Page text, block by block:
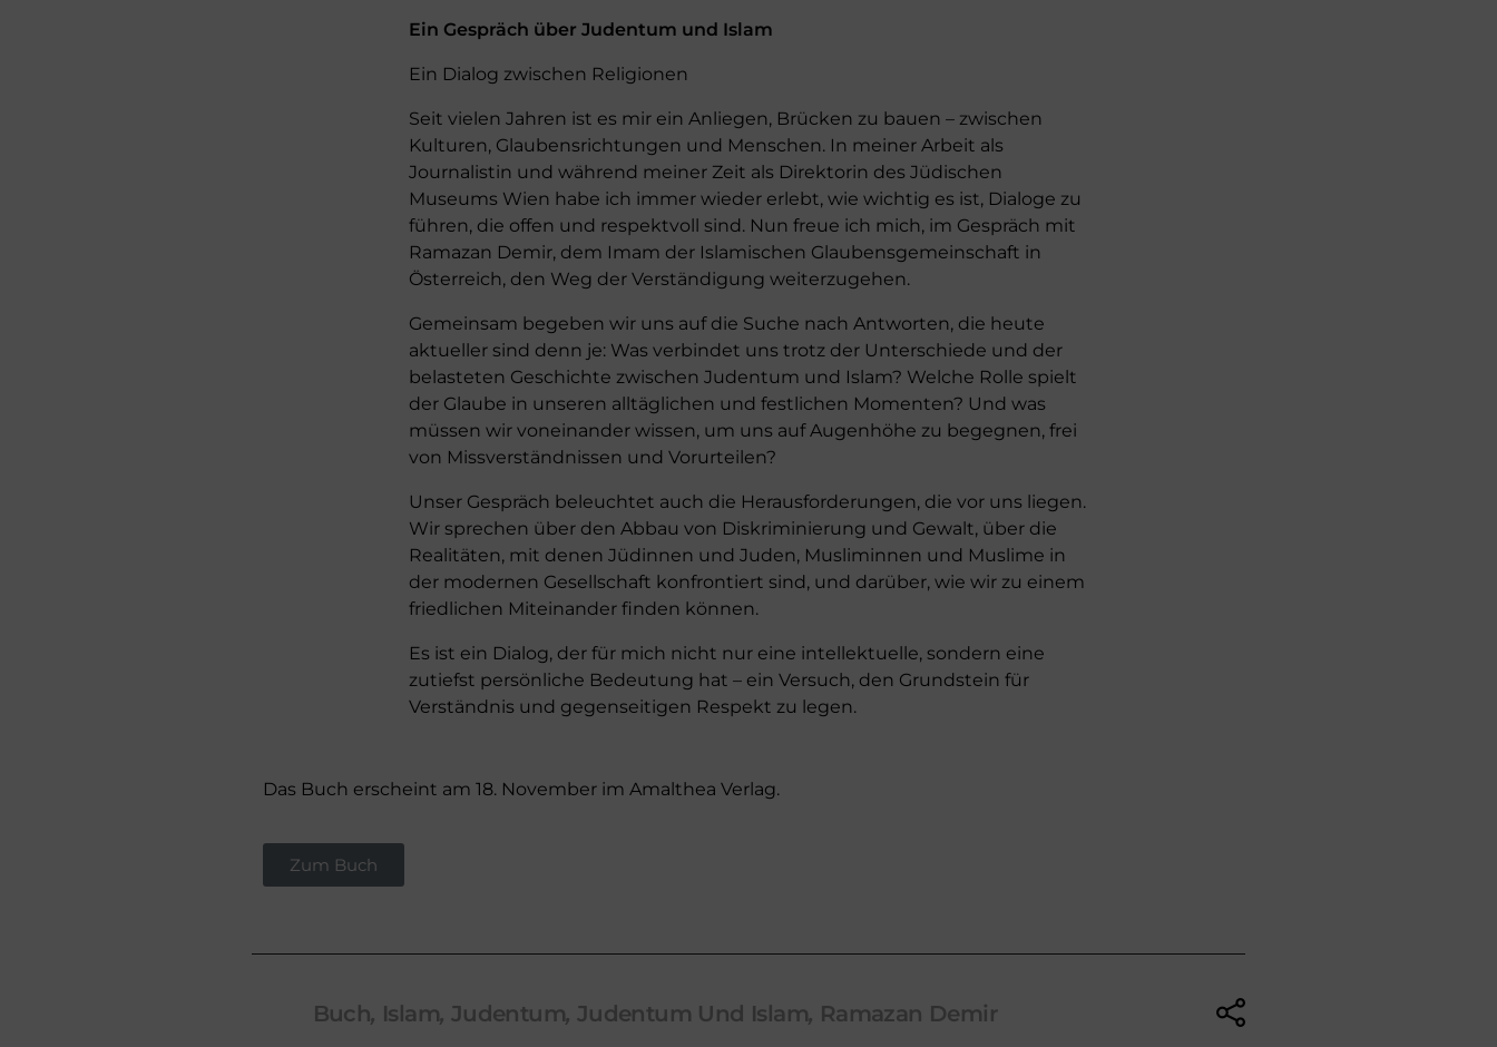
Ein Gespräch über Judentum und Islam
Ein Dialog zwischen Religionen
Seit vielen Jahren ist es mir ein Anliegen, Brücken zu bauen – zwischen
Kulturen, Glaubensrichtungen und Menschen. In meiner Arbeit als
Journalistin und während meiner Zeit als Direktorin des Jüdischen
Museums Wien habe ich immer wieder erlebt, wie wichtig es ist, Dialoge zu
führen, die offen und respektvoll sind. Nun freue ich mich, im Gespräch mit
Ramazan Demir, dem Imam der Islamischen Glaubensgemeinschaft in
Österreich, den Weg der Verständigung weiterzugehen.
Gemeinsam begeben wir uns auf die Suche nach Antworten, die heute
aktueller sind denn je: Was verbindet uns trotz der Unterschiede und der
belasteten Geschichte zwischen Judentum und Islam? Welche Rolle spielt
der Glaube in unseren alltäglichen und festlichen Momenten? Und was
müssen wir voneinander wissen, um uns auf Augenhöhe zu begegnen, frei
von Missverständnissen und Vorurteilen?
Unser Gespräch beleuchtet auch die Herausforderungen, die vor uns liegen.
Wir sprechen über den Abbau von Diskriminierung und Gewalt, über die
Realitäten, mit denen Jüdinnen und Juden, Musliminnen und Muslime in
der modernen Gesellschaft konfrontiert sind, und darüber, wie wir zu einem
friedlichen Miteinander finden können.
Es ist ein Dialog, der für mich nicht nur eine intellektuelle, sondern eine
zutiefst persönliche Bedeutung hat – ein Versuch, den Grundstein für
Verständnis und gegenseitigen Respekt zu legen.
Das Buch erscheint am 18. November im Amalthea Verlag.
Zum Buch
Buch, Islam, Judentum, Judentum Und Islam, Ramazan Demir